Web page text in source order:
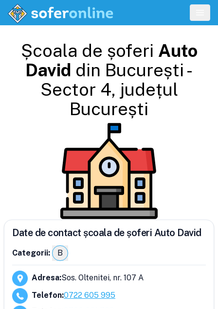
Școala de șoferi Auto
David din București -
Sector 4, județul
București
Date de contact școala de șoferi Auto David
Categorii: B
Adresa:Sos. Oltenitei, nr. 107 A
Telefon:0722 605 995